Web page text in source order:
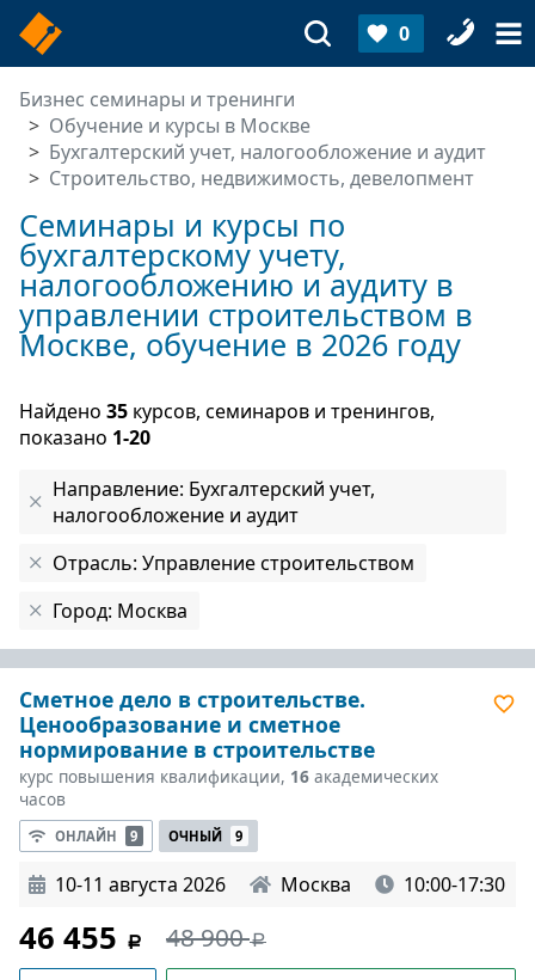
0
Бизнес семинары и тренинги
Обучение и курсы в Москве
Бухгалтерский учет, налогообложение и аудит
Строительство, недвижимость, девелопмент
Семинары и курсы по
бухгалтерскому учету,
налогообложению и аудиту в
управлении строительством в
Москве, обучение в 2026 году
Найдено 35 курсов, семинаров и тренингов,
показано 1-20
Направление: Бухгалтерский учет,
налогообложение и аудит
Отрасль: Управление строительством
Город: Москва
Сметное дело в строительстве.
Ценообразование и сметное
нормирование в строительстве
курс повышения квалификации, 16 академических
часов
ОНЛАЙН 9 ОЧНЫЙ 9
10-11 августа 2026 Москва 10:00-17:30
46 455 48 900